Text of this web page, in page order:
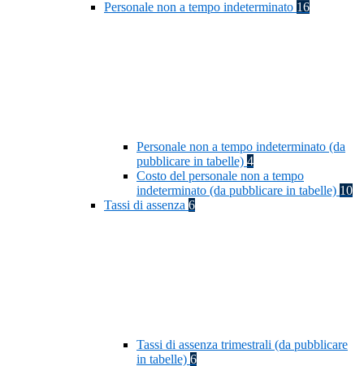
Personale non a tempo indeterminato 16
Personale non a tempo indeterminato (da
pubblicare in tabelle) 4
Costo del personale non a tempo
indeterminato (da pubblicare in tabelle) 10
Tassi di assenza 6
Tassi di assenza trimestrali (da pubblicare
in tabelle) 6